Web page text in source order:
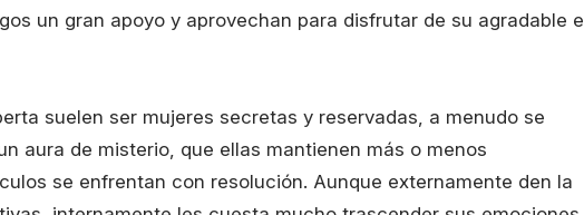
un gran apoyo y aprovechan para disfrutar de su agradable e
suelen ser mujeres secretas y reservadas, a menudo se
aura de misterio, que ellas mantienen más o menos
se enfrentan con resolución. Aunque externamente den la